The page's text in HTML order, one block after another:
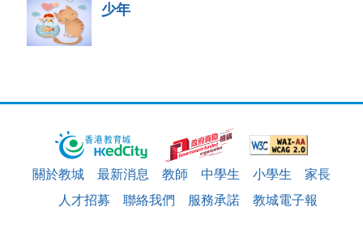
少年
關於教城 最新消息 教師 中學生 小學生
家長
人才招募
聯絡我們 服務承諾 教城電子報